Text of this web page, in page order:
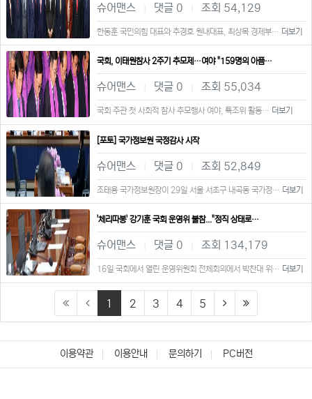
슈어맨스 댓글 0 조회 54,129
한동훈 국민의힘 대표와 추경호 원내대표, 최상목 경제부… 더보기
국회, 이태원참사 2주기 추모제…여야 "159명의 아픔…
슈어맨스 댓글 0 조회 55,034
국회 주관 첫 사회적 참사 추모행사 여야, 특조위 활동… 더보기
[포토] 국가정보원 국정감사 시작
슈어맨스 댓글 0 조회 52,849
조태용 국가정보원장이 29일 서울 서초구 내곡동 국가정… 더보기
'체리따봉' 강기훈 국회 운영위 불참..."정직 상태로…
슈어맨스 댓글 0 조회 134,179
16일 국회에서 열린 운영위원회 전체회의에서 박찬대 위… 더보기
1 (current)
2 3 4 5
이용약관 이용안내 문의하기 PC버전